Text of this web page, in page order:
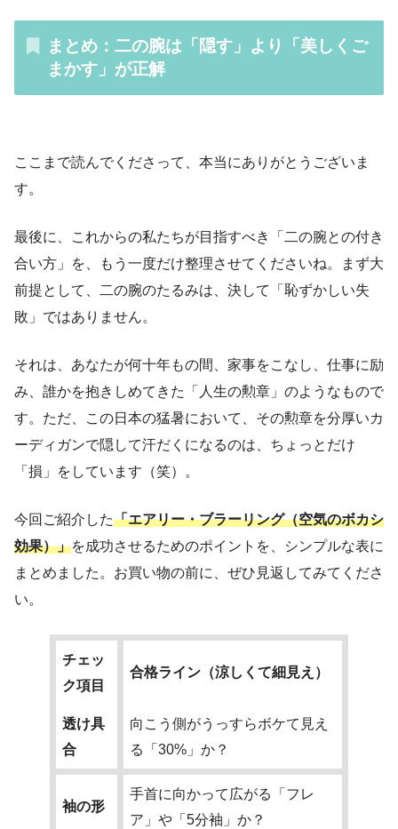
まとめ：二の腕は「隠す」より「美しくご
まかす」が正解
ここまで読んでくださって、本当にありがとうございま
す。
最後に、これからの私たちが目指すべき「二の腕との付き
合い方」を、もう一度だけ整理させてくださいね。まず大
前提として、二の腕のたるみは、決して「恥ずかしい失
敗」ではありません。
それは、あなたが何十年もの間、家事をこなし、仕事に励
み、誰かを抱きしめてきた「人生の勲章」のようなもので
す。ただ、この日本の猛暑において、その勲章を分厚いカ
ーディガンで隠して汗だくになるのは、ちょっとだけ
「損」をしています（笑）。
今回ご紹介した「エアリー・ブラーリング（空気のボカシ
効果）」を成功させるためのポイントを、シンプルな表に
まとめました。お買い物の前に、ぜひ見返してみてくださ
い。
チェッ
ク項目
合格ライン（涼しくて細見え）
透け具
合
向こう側がうっすらボケて見え
る「30%」か？
袖の形
手首に向かって広がる「フレ
ア」や「5分袖」か？